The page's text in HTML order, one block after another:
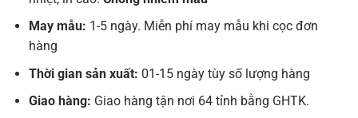
May mẫu: 1-5 ngày. Miễn phí may mẫu khi cọc đơn
hàng
Thời gian sản xuất: 01-15 ngày tùy số lượng hàng
Giao hàng: Giao hàng tận nơi 64 tỉnh bằng GHTK.